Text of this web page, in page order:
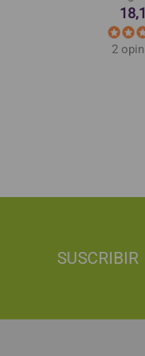
2
SUSCRIBIR